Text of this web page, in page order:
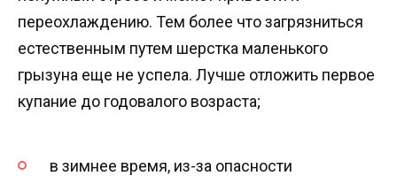
переохлаждению. Тем более что загрязниться
естественным путем шерстка маленького
грызуна еще не успела. Лучше отложить первое
купание до годовалого возраста;
в зимнее время, из-за опасности